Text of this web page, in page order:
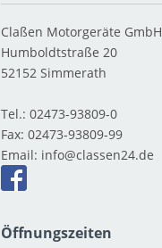
Claßen Motorgeräte GmbH
Humboldtstraße 20
52152 Simmerath
Tel.: 02473-93809-0
Fax: 02473-93809-99
Email: info
Öffnungszeiten